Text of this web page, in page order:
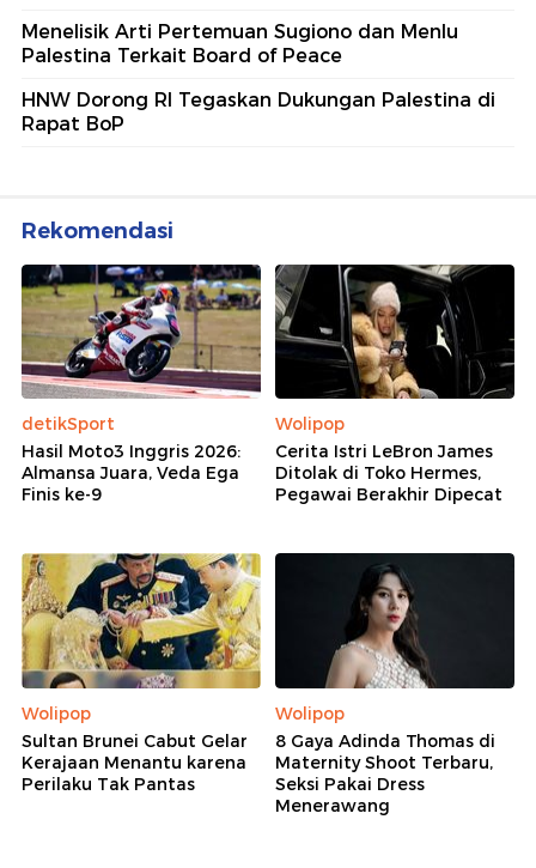
Menelisik Arti Pertemuan Sugiono dan Menlu
Palestina Terkait Board of Peace
HNW Dorong RI Tegaskan Dukungan Palestina di
Rapat BoP
Rekomendasi
detikSport
Hasil Moto3 Inggris 2026:
Almansa Juara, Veda Ega
Finis ke-9
Wolipop
Cerita Istri LeBron James
Ditolak di Toko Hermes,
Pegawai Berakhir Dipecat
Wolipop
Sultan Brunei Cabut Gelar
Kerajaan Menantu karena
Perilaku Tak Pantas
Wolipop
8 Gaya Adinda Thomas di
Maternity Shoot Terbaru,
Seksi Pakai Dress
Menerawang